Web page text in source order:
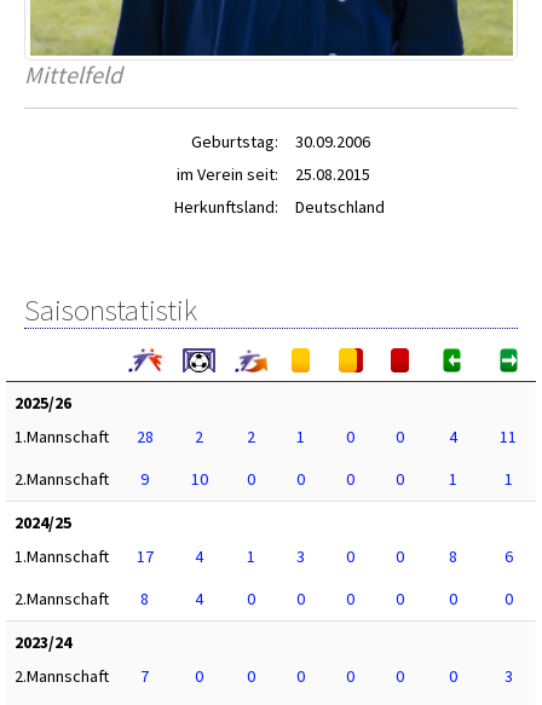
Mittelfeld
Geburtstag:
30.09.2006
im Verein seit:
25.08.2015
Herkunftsland:
Deutschland
Saisonstatistik
2025/26
1.Mannschaft
28 2 2 1 0 0 4
11
2.Mannschaft
9 10 0 0 0 0 1
1
2024/25
1.Mannschaft
17 4 1 3 0 0 8
6
2.Mannschaft
8 4 0 0 0 0 0
0
2023/24
2.Mannschaft
7 0 0 0 0 0 0
3